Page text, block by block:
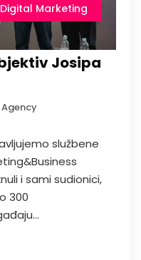
Digital Marketing
Josipa
Agency
službene
i sami sudionici,
300